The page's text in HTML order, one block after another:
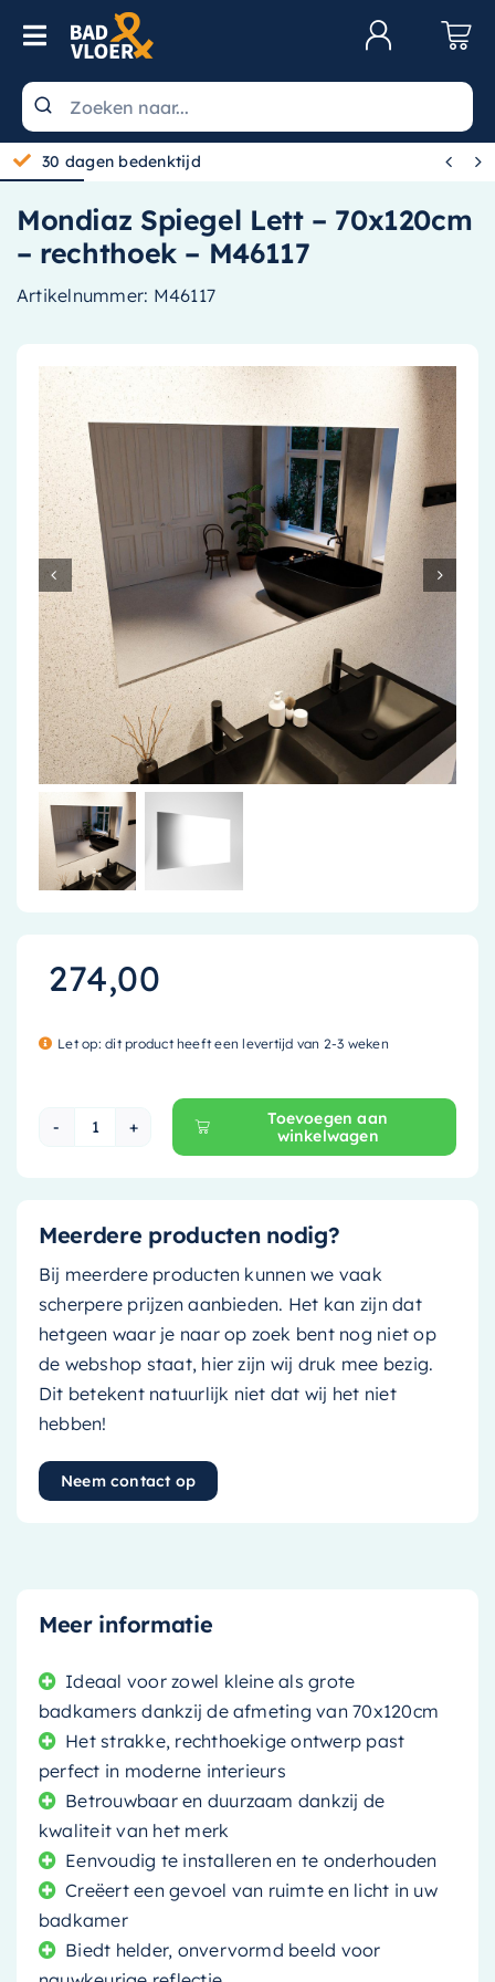
Skip to content
Toggle Navigation
Wastafels
Toiletten
Spiegels
Badkamermeubels
Baden
Radiatoren
Accessoires
Installatiemateriaal
Klimaatbeheersing
PVC
Tegels
30 dagen bedenktijd  
Mondiaz Spiegel Lett – 70x120cm
– rechthoek – M46117
Artikelnummer: M46117
274,00
Let op: dit product heeft een levertijd van 2-3 weken
Mondiaz Spiegel Lett - 70x120cm - rechthoek -
Toevoegen aan
winkelwagen
Meerdere producten nodig?
Bij meerdere producten kunnen we vaak
scherpere prijzen aanbieden. Het kan zijn dat
hetgeen waar je naar op zoek bent nog niet op
de webshop staat, hier zijn wij druk mee bezig.
Dit betekent natuurlijk niet dat wij het niet
hebben!
Neem contact op
Meer informatie
Ideaal voor zowel kleine als grote
badkamers dankzij de afmeting van 70x120cm
Het strakke, rechthoekige ontwerp past
perfect in moderne interieurs
Betrouwbaar en duurzaam dankzij de
kwaliteit van het merk
Eenvoudig te installeren en te onderhouden
Creëert een gevoel van ruimte en licht in uw
badkamer
Biedt helder, onvervormd beeld voor